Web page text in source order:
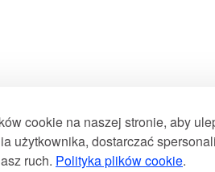
cookie na naszej stronie, aby
użytkownika, dostarczać
ruch. Polityka plików cookie.